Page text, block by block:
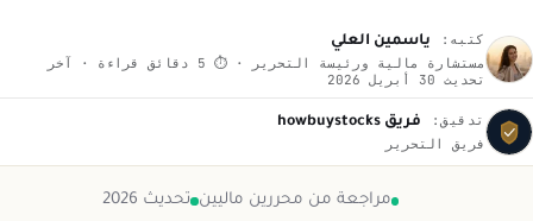
كتبه:
ياسمين العلي
مستشارة مالية ورئيسة التحرير · ⏱ 5 دقائق قراءة · آخر
تحديث 30 أبريل 2026
تدقيق:
فريق howbuystocks
فريق التحرير
مراجعة من محررين ماليين تحديث 2026